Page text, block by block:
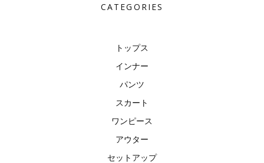
CATEGORIES
トップス
インナー
パンツ
スカート
ワンピース
アウター
セットアップ